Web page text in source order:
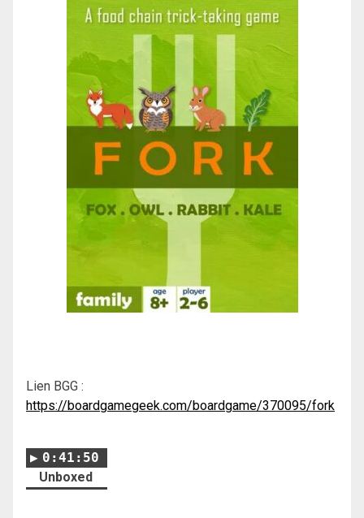
Lien BGG :
https://boardgamegeek.com/boardgame/370095/fork
0:41:50
Unboxed